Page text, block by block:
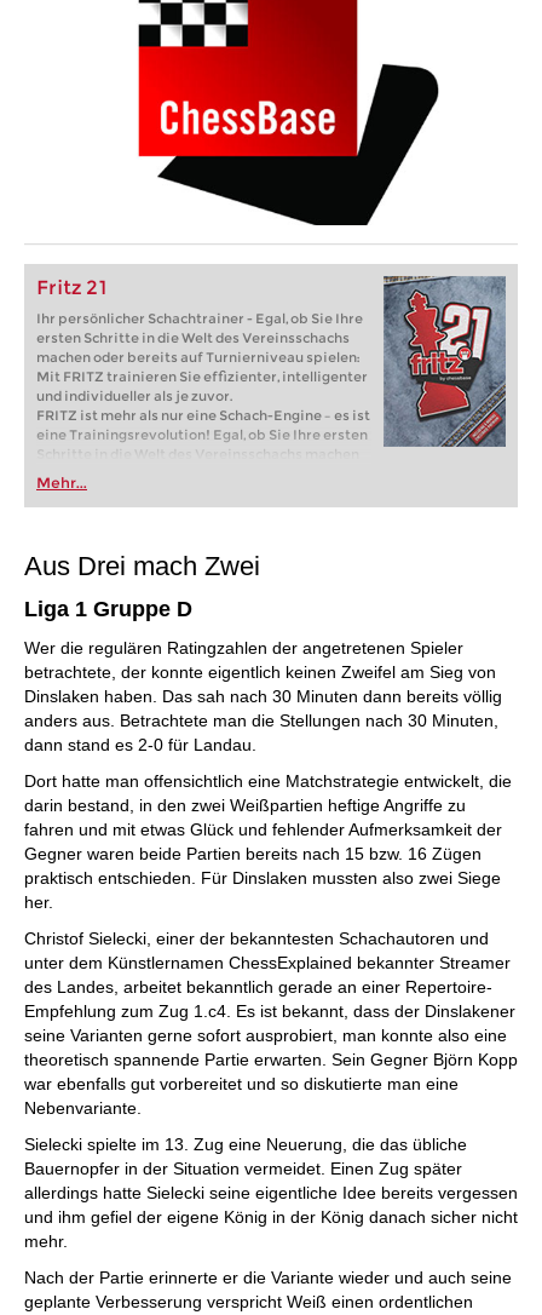
Fritz 21
Ihr persönlicher Schachtrainer - Egal, ob Sie Ihre
ersten Schritte in die Welt des Vereinsschachs
machen oder bereits auf Turnierniveau spielen:
Mit FRITZ trainieren Sie effizienter, intelligenter
und individueller als je zuvor.
FRITZ ist mehr als nur eine Schach-Engine – es ist
eine Trainingsrevolution! Egal, ob Sie Ihre ersten
Schritte in die Welt des Vereinsschachs machen
oder bereits auf Turnierniveau spielen: Mit
FRITZ trainieren Sie effizienter, intelligenter und
individueller als je zuvor.
Mehr...
Aus Drei mach Zwei
Liga 1 Gruppe D
Wer die regulären Ratingzahlen der angetretenen Spieler
betrachtete, der konnte eigentlich keinen Zweifel am Sieg von
Dinslaken haben. Das sah nach 30 Minuten dann bereits völlig
anders aus. Betrachtete man die Stellungen nach 30 Minuten,
dann stand es 2-0 für Landau.
Dort hatte man offensichtlich eine Matchstrategie entwickelt, die
darin bestand, in den zwei Weißpartien heftige Angriffe zu
fahren und mit etwas Glück und fehlender Aufmerksamkeit der
Gegner waren beide Partien bereits nach 15 bzw. 16 Zügen
praktisch entschieden. Für Dinslaken mussten also zwei Siege
her.
Christof Sielecki, einer der bekanntesten Schachautoren und
unter dem Künstlernamen ChessExplained bekannter Streamer
des Landes, arbeitet bekanntlich gerade an einer Repertoire-
Empfehlung zum Zug 1.c4. Es ist bekannt, dass der Dinslakener
seine Varianten gerne sofort ausprobiert, man konnte also eine
theoretisch spannende Partie erwarten. Sein Gegner Björn Kopp
war ebenfalls gut vorbereitet und so diskutierte man eine
Nebenvariante.
Sielecki spielte im 13. Zug eine Neuerung, die das übliche
Bauernopfer in der Situation vermeidet. Einen Zug später
allerdings hatte Sielecki seine eigentliche Idee bereits vergessen
und ihm gefiel der eigene König in der König danach sicher nicht
mehr.
Nach der Partie erinnerte er die Variante wieder und auch seine
geplante Verbesserung verspricht Weiß einen ordentlichen